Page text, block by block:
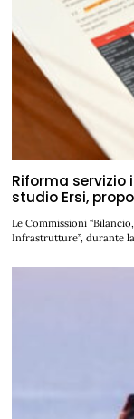
Riforma servizio
studio Ersi,
Le Commissioni
Infrastrutture”, durante